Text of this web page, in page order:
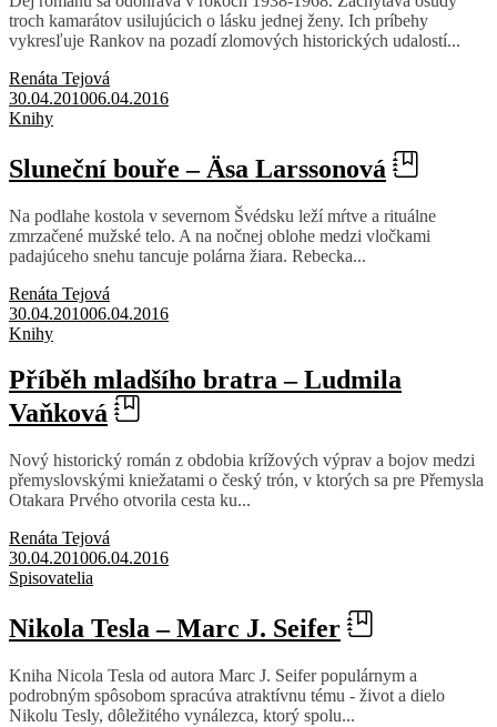
troch kamarátov usilujúcich o lásku jednej ženy. Ich príbehy
vykresľuje Rankov na pozadí zlomových historických udalostí...
Renáta Tejová
30.04.201006.04.2016
Knihy
Sluneční bouře – Äsa Larssonová
Na podlahe kostola v severnom Švédsku leží mŕtve a rituálne
zmrzačené mužské telo. A na nočnej oblohe medzi vločkami
padajúceho snehu tancuje polárna žiara. Rebecka...
Renáta Tejová
30.04.201006.04.2016
Knihy
Příběh mladšího bratra – Ludmila
Vaňková
Nový historický román z obdobia krížových výprav a bojov medzi
přemyslovskými kniežatami o český trón, v ktorých sa pre Přemysla
Otakara Prvého otvorila cesta ku...
Renáta Tejová
30.04.201006.04.2016
Spisovatelia
Nikola Tesla – Marc J. Seifer
Kniha Nicola Tesla od autora Marc J. Seifer populárnym a
podrobným spôsobom spracúva atraktívnu tému - život a dielo
Nikolu Tesly, dôležitého vynálezca, ktorý spolu...